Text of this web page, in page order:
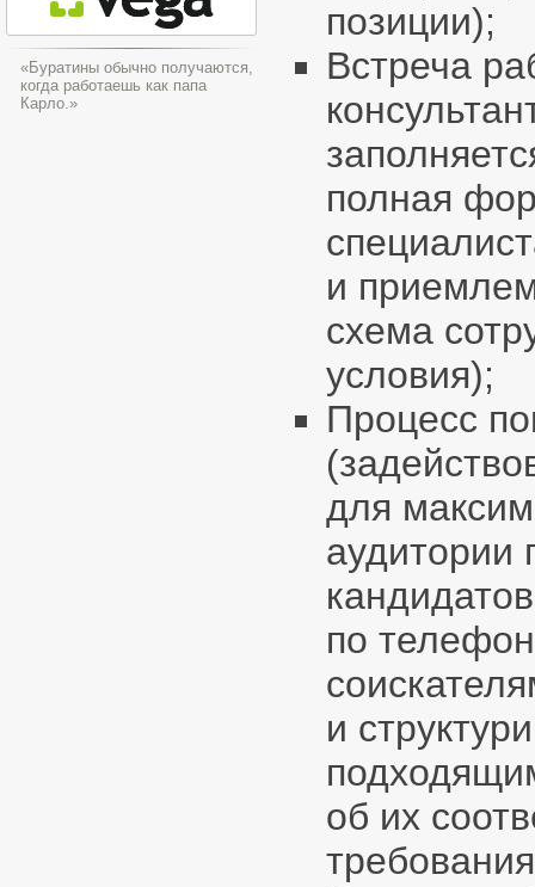
«Буратины обычно получаются,
когда работаешь как папа
Карло.»
позиции);
Встреча
полная
и
схема
условия);
Процесс
для
аудитории
по
и
об их